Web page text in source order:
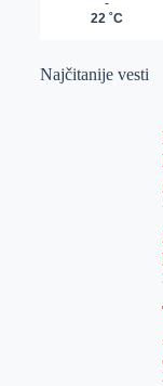
Najčitanije vesti